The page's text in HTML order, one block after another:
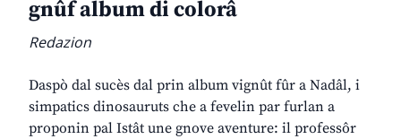
gnûf album di colorâ
Redazion
Daspò dal sucès dal prin album vignût fûr a Nadâl, i
simpatics dinosauruts che a fevelin par furlan a
proponin pal Istât une gnove aventure: il professôr